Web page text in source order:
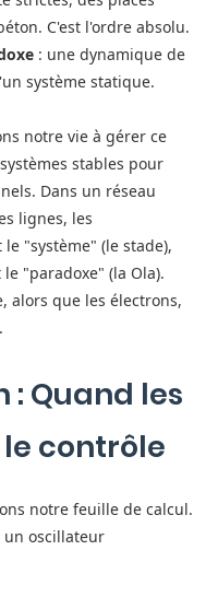
C'est l'ordre absolu.
: une dynamique de
système statique.
notre vie à gérer ce
stables pour
Dans un réseau
lignes, les
"système" (le stade),
"paradoxe" (la Ola).
alors que les électrons,
: Quand les
contrôle
notre feuille de calcul.
un oscillateur